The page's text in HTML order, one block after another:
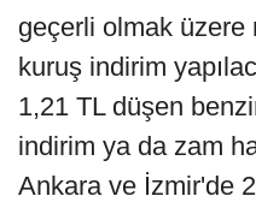
geçerli olmak üzere
kuruş indirim
1,21 TL düşen
indirim ya da zam
Ankara ve İzmir'de